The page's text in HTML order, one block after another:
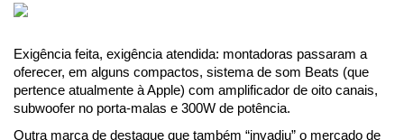
Exigência feita, exigência atendida: montadoras passaram a
oferecer, em alguns compactos, sistema de som Beats (que
pertence atualmente à Apple) com amplificador de oito canais,
subwoofer no porta-malas e 300W de potência.
Outra marca de destaque que também “invadiu” o mercado de